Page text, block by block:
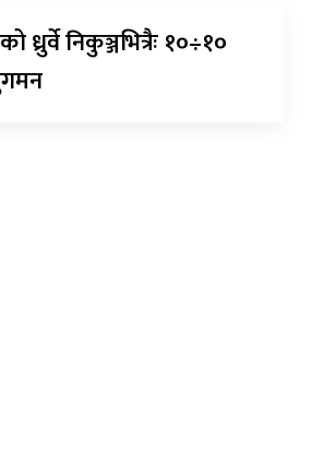
ध्रुर्वे निकुञ्जभित्रैः १०÷१०